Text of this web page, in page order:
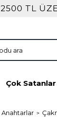
2500 TL
Çok Satanlar
Anahtarlar